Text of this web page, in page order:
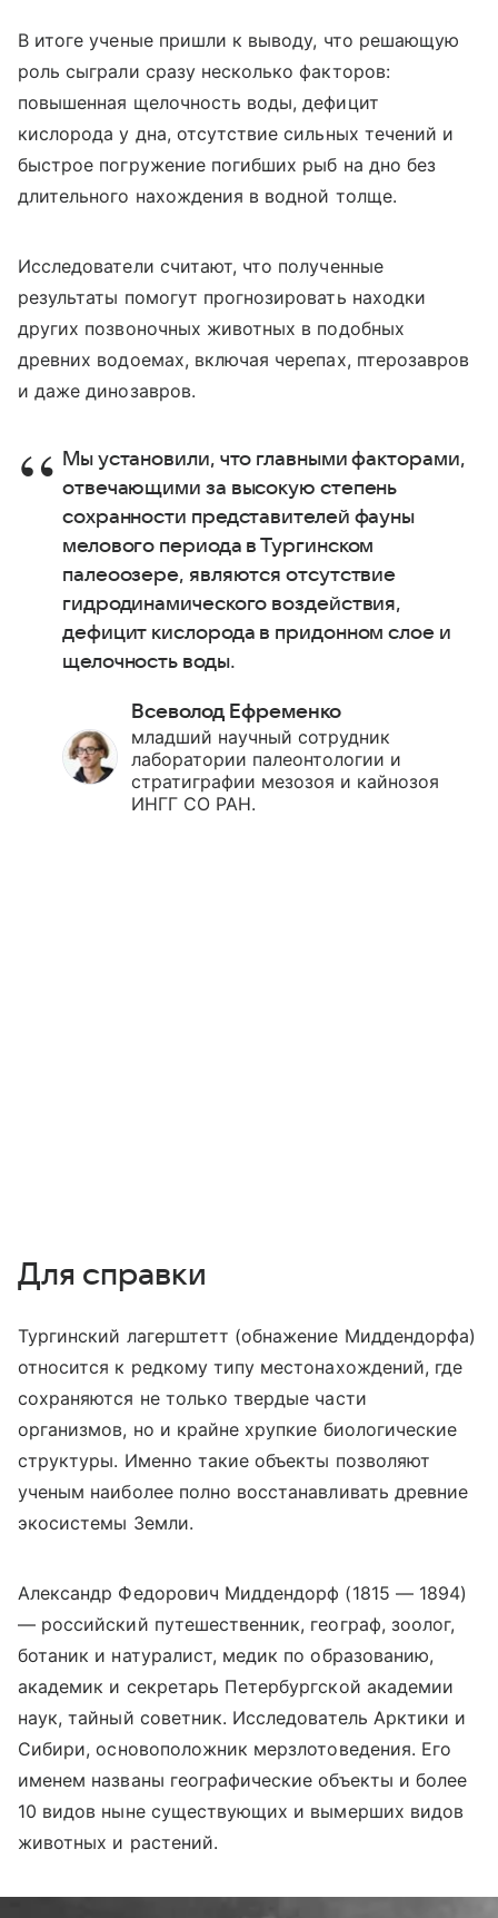
В итоге ученые пришли к выводу, что решающую
роль сыграли сразу несколько факторов:
повышенная щелочность воды, дефицит
кислорода у дна, отсутствие сильных течений и
быстрое погружение погибших рыб на дно без
длительного нахождения в водной толще.
Исследователи считают, что полученные
результаты помогут прогнозировать находки
других позвоночных животных в подобных
древних водоемах, включая черепах, птерозавров
и даже динозавров.
Мы установили, что главными факторами,
отвечающими за высокую степень
сохранности представителей фауны
мелового периода в Тургинском
палеоозере, являются отсутствие
гидродинамического воздействия,
дефицит кислорода в придонном слое и
щелочность воды.
Всеволод Ефременко
младший научный сотрудник
лаборатории палеонтологии и
стратиграфии мезозоя и кайнозоя
ИНГГ СО РАН.
Для справки
Тургинский лагерштетт (обнажение Миддендорфа)
относится к редкому типу местонахождений, где
сохраняются не только твердые части
организмов, но и крайне хрупкие биологические
структуры. Именно такие объекты позволяют
ученым наиболее полно восстанавливать древние
экосистемы Земли.
Александр Федорович Миддендорф (1815 — 1894)
— российский путешественник, географ, зоолог,
ботаник и натуралист, медик по образованию,
академик и секретарь Петербургской академии
наук, тайный советник. Исследователь Арктики и
Сибири, основоположник мерзлотоведения. Его
именем названы географические объекты и более
10 видов ныне существующих и вымерших видов
животных и растений.